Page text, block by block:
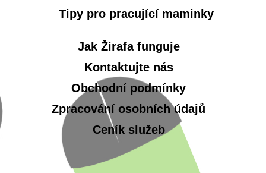
Tipy pro pracující maminky
Jak Žirafa funguje
Kontaktujte nás
Obchodní podmínky
Zpracování osobních údajů
Ceník služeb